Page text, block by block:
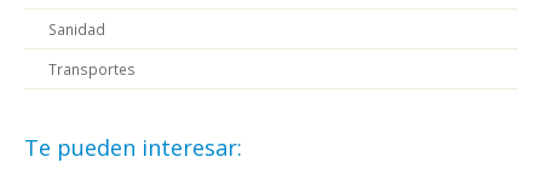
Sanidad
Transportes
Te pueden interesar: